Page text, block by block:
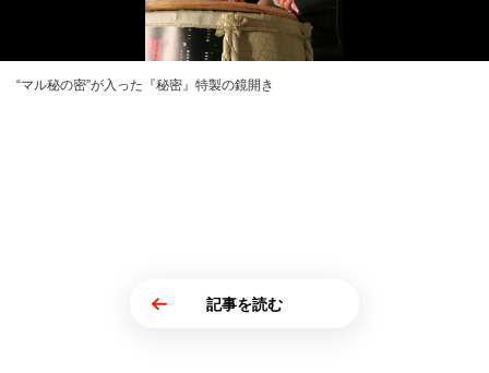
“マル秘の密”が入った『秘密』特製の鏡開き
記事を読む